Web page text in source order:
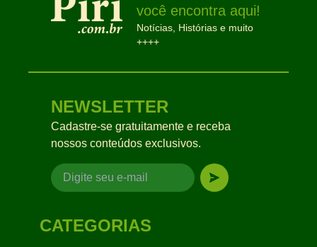
você encontra aqui!
Notícias, Histórias e muito
++++
NEWSLETTER
Cadastre-se gratuitamente e receba
nossos conteúdos exclusivos.
CATEGORIAS